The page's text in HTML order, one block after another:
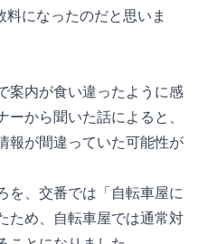
になったのだと思いま
案内が食い違ったように感
から聞いた話によると、
報が間違っていた可能性が
を、交番では「自転車屋に
ため、自転車屋では通常対